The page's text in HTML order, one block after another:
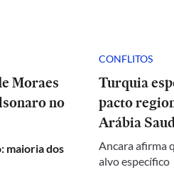
Moraes
no
maioria dos
CONFLITOS
Turquia
pacto
Arábia
Ancara afirma
alvo específico